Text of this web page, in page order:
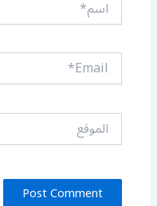
Email*
الموقع